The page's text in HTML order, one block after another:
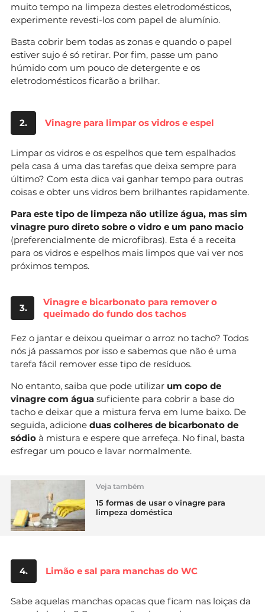
muito tempo na limpeza destes eletrodomésticos,
experimente revesti-los com papel de alumínio.
Basta cobrir bem todas as zonas e quando o papel
estiver sujo é só retirar. Por fim, passe um pano
húmido com um pouco de detergente e os
eletrodomésticos ficarão a brilhar.
2. Vinagre para limpar os vidros e espel
Limpar os vidros e os espelhos que tem espalhados
pela casa á uma das tarefas que deixa sempre para
último? Com esta dica vai ganhar tempo para outras
coisas e obter uns vidros bem brilhantes rapidamente.
Para este tipo de limpeza não utilize água, mas sim
vinagre puro direto sobre o vidro e um pano macio
(preferencialmente de microfibras). Esta é a receita
para os vidros e espelhos mais limpos que vai ver nos
próximos tempos.
3.
Vinagre e bicarbonato para remover o
queimado do fundo dos tachos
Fez o jantar e deixou queimar o arroz no tacho? Todos
nós já passamos por isso e sabemos que não é uma
tarefa fácil remover esse tipo de resíduos.
No entanto, saiba que pode utilizar um copo de
vinagre com água suficiente para cobrir a base do
tacho e deixar que a mistura ferva em lume baixo. De
seguida, adicione duas colheres de bicarbonato de
sódio à mistura e espere que arrefeça. No final, basta
esfregar um pouco e lavar normalmente.
Veja também
15 formas de usar o vinagre para
limpeza doméstica
4. Limão e sal para manchas do WC
Sabe aquelas manchas opacas que ficam nas loiças da